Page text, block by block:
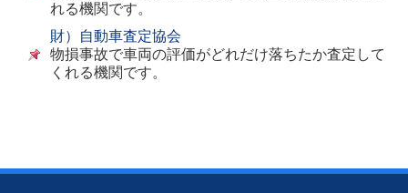
れる機関です。
財）自動車査定協会
物損事故で車両の評価がどれだけ落ちたか査定して
くれる機関です。